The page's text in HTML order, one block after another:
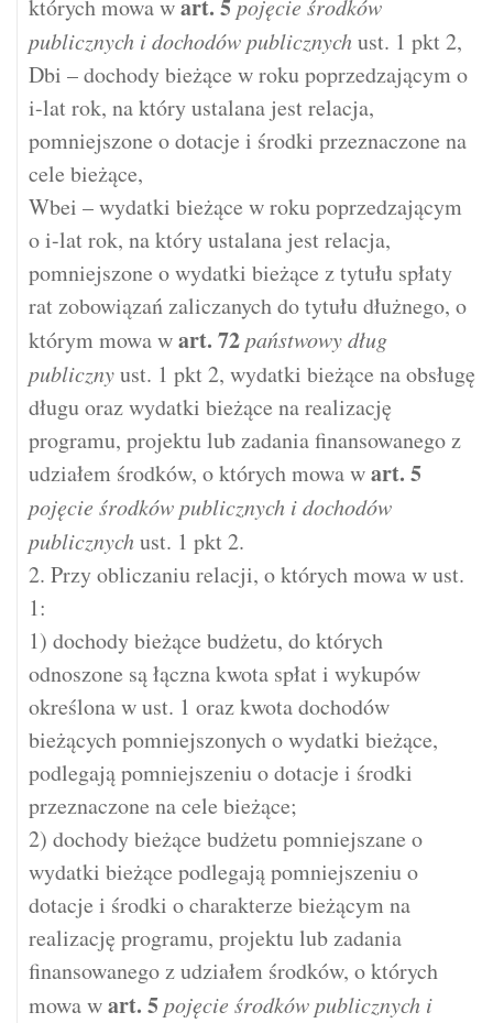
których mowa wart. 5 pojęcie środków
publicznych i dochodów publicznychust. 1 pkt 2,
Dbi – dochody bieżące w roku poprzedzającym o
i-lat rok, na który ustalana jest relacja,
pomniejszone o dotacje i środki przeznaczone na
cele bieżące,
Wbei – wydatki bieżące w roku poprzedzającym
o i-lat rok, na który ustalana jest relacja,
pomniejszone o wydatki bieżące z tytułu spłaty
rat zobowiązań zaliczanych do tytułu dłużnego, o
którym mowa wart. 72 państwowy dług
publicznyust. 1 pkt 2, wydatki bieżące na obsługę
długu oraz wydatki bieżące na realizację
programu, projektu lub zadania finansowanego z
udziałem środków, o których mowa wart. 5
pojęcie środków publicznych i dochodów
publicznychust. 1 pkt 2.
2. Przy obliczaniu relacji, o których mowa w ust.
1:
1) dochody bieżące budżetu, do których
odnoszone są łączna kwota spłat i wykupów
określona w ust. 1 oraz kwota dochodów
bieżących pomniejszonych o wydatki bieżące,
podlegają pomniejszeniu o dotacje i środki
przeznaczone na cele bieżące;
2) dochody bieżące budżetu pomniejszane o
wydatki bieżące podlegają pomniejszeniu o
dotacje i środki o charakterze bieżącym na
realizację programu, projektu lub zadania
finansowanego z udziałem środków, o których
mowa wart. 5 pojęcie środków publicznych i